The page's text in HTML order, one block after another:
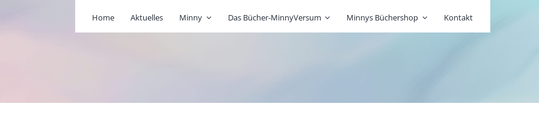
Home Aktuelles Minny Das Bücher-MinnyVersum Minnys Büchershop Kontakt